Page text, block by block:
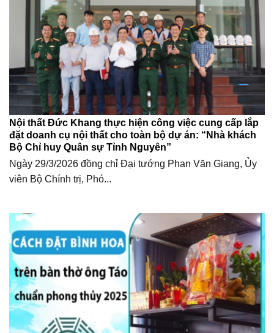
Nội thất Đức Khang thực hiện công việc cung cấp lắp
đặt doanh cụ nội thất cho toàn bộ dự án: “Nhà khách
Bộ Chỉ huy Quân sự Tỉnh Nguyên”
Ngày 29/3/2026 đồng chỉ Đại tướng Phan Văn Giang, Ủy
viên Bộ Chính trị, Phó...